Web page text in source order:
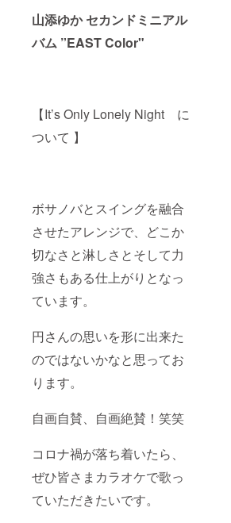
山添ゆか セカンドミニアル
バム ”EAST Color"
【It’s Only Lonely Night に
ついて 】
ボサノバとスイングを融合
させたアレンジで、どこか
切なさと淋しさとそして力
強さもある仕上がりとなっ
ています。
円さんの思いを形に出来た
のではないかなと思ってお
ります。
自画自賛、自画絶賛！笑笑
コロナ禍が落ち着いたら、
ぜひ皆さまカラオケで歌っ
ていただきたいです。